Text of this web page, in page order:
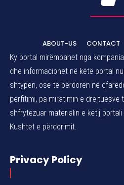
ABOUT-US CONTACT
Ky portal mirëmbahet nga
dhe informacionet në këtë portal
shtypen, ose të përdoren në
përfitimi, pa miratimin e drejtuesve
shfrytëzuar materialin e këtij portali
Kushtet e përdorimit.
Privacy Policy